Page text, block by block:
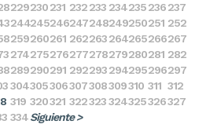
229230231 232233 234235236237
244245246247248249250251 252
259260261 262263264265266267
274275276277278279280281 282
289290291 292293294295296297
304305306307308309310 311 312
319 320321 322323324325326327
334Siguiente >